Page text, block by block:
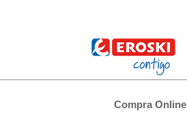
Compra Online